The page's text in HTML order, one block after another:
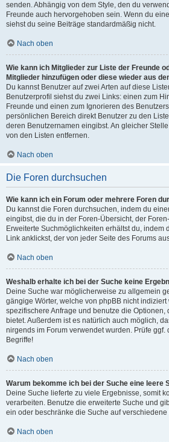
senden. Abhängig von dem Style, den du
Freunde auch hervorgehoben sein. Wenn du
siehst du seine Beiträge standardmäßig nicht.
Nach oben
Wie kann ich Mitglieder zur Liste der Freunde
Mitglieder hinzufügen oder diese wieder aus
Du kannst Benutzer auf zwei Arten auf diese
Benutzerprofil siehst du zwei Links: einen zum
Freunde und einen zum Ignorieren des
persönlichen Bereich direkt Benutzer zu den
deren Benutzernamen eingibst. An gleicher
von den Listen entfernen.
Nach oben
Die Foren durchsuchen
Wie kann ich ein Forum oder mehrere Foren
Du kannst die Foren durchsuchen, indem du
eingibst, die du in der Foren-Übersicht, der
Erweiterte Suchmöglichkeiten erhältst du, indem
Link anklickst, der von jeder Seite des Forums
Nach oben
Weshalb erhalte ich bei der Suche keine
Deine Suche war möglicherweise zu allgemein
gängige Wörter, welche von phpBB nicht
spezifischere Anfrage und benutze die Optionen,
bietet. Außerdem ist es natürlich auch möglich,
nirgends im Forum verwendet wurden. Prüfe
Begriffe!
Nach oben
Warum bekomme ich bei der Suche eine leere
Deine Suche lieferte zu viele Ergebnisse, somit
verarbeiten. Benutze die erweiterte Suche und
ein oder beschränke die Suche auf verschiedene
Nach oben